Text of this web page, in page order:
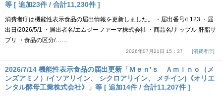
等 [ 追加23件 / 合計11,230件 ]
消費者庁は機能性表示食品の届出情報を更新しました。 ・届出番号/L123 ・届
出日/2026/5/1 ・届出者名/エムジーファーマ株式会社 ・商品名/ナップル 肝脂サ
プリ ・食品の区分/……
2026年07月21日 15：37 消費者庁
2026/7/14 機能性表示食品の届出更新「Ｍｅｎ’ｓ Ａｍｉｎｏ（メ
ンズアミノ）/イソアリイン、 シクロアリイン、 メチイン)《オリエ
ンタル酵母工業株式会社》」等 [ 追加14件 / 合計11,207件 ]